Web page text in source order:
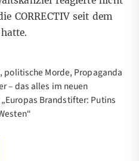
CORRECTIV seit dem
politische Morde, Propaganda
– das alles im neuen
„Europas Brandstifter: Putins